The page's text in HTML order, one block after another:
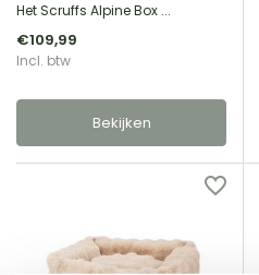
Het Scruffs Alpine Box ...
€109,99
Incl. btw
Bekijken